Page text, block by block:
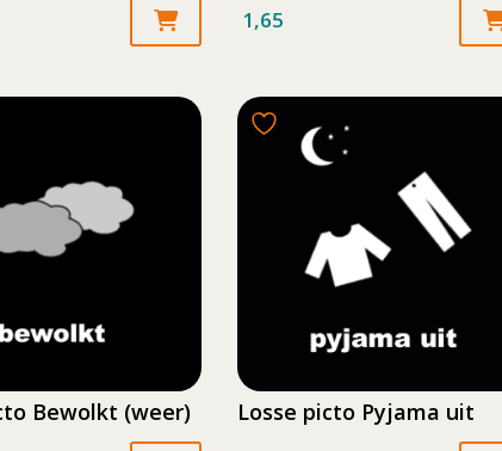
1,65
Bewolkt (weer) Losse picto Pyjama uit